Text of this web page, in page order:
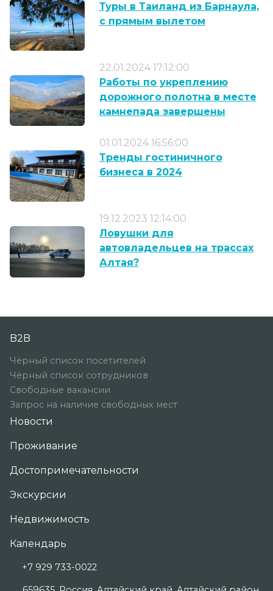
Туры в Таиланд из Барнаула,
с прямым вылетом
22.01.2024 17:12:00
Работы по укреплению
дорожного полотна в месте
камнепада завершены
01.01.2024 16:56:00
Тренды гостиничного
бизнеса в 2024
19.12.2023 12:14:00
Ловушки для
автовладельцев на трассах
Алтая?
B2B
Чёрный список посетителей
Чёрный список сотрудников
Свободные вакансии
Запрос на наличие свободных мест
Новости
Проживание
Достопримечательности
Экскурсии
Недвижимость
Календарь
+7 929 733-0022